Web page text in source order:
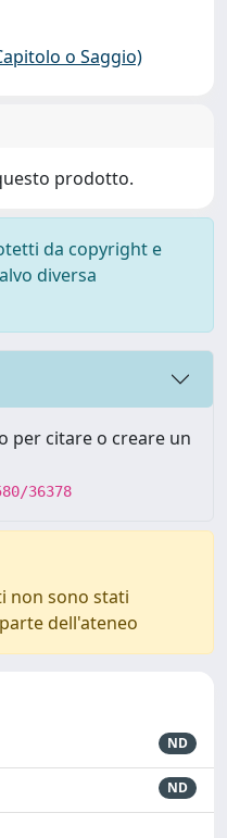
o Saggio)
prodotto.
da copyright e
diversa
per citare o creare un
36378
non sono stati
dell'ateneo
ND
ND